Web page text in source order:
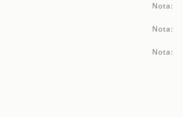
Nota:
Nota:
Nota: